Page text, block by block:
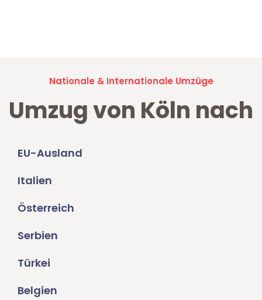
Nationale & Internationale Umzüge
Umzug von Köln nach
EU-Ausland
Italien
Österreich
Serbien
Türkei
Belgien